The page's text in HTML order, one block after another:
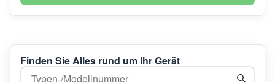
Finden Sie Alles rund um Ihr Gerät